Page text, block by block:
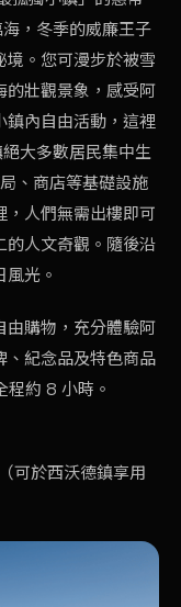
，冬季的威廉王子
境。您可漫步於被雪
的壯觀景象，感受阿
鎮內自由活動，這裡
大多數居民集中生
、商店等基礎設施
，人們無需出樓即可
的人文奇觀。隨後沿
光。
由購物，充分體驗阿
、紀念品及特色商品
程約 8 小時。
可於西沃德鎮享用